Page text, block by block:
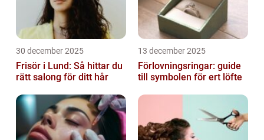
30 december 2025
Frisör i Lund: Så hittar du
rätt salong för ditt hår
13 december 2025
Förlovningsringar: guide
till symbolen för ert löfte